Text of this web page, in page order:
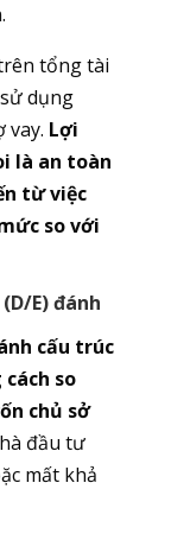
tổng tài
dụng
vay. Lợi
là an toàn
từ việc
so với
E) đánh
cấu trúc
so
chủ sở
đầu tư
mất khả